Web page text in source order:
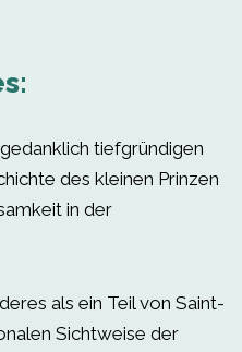
tiefgründigen
des kleinen Prinzen
in der
als ein Teil von Saint-
Sichtweise der